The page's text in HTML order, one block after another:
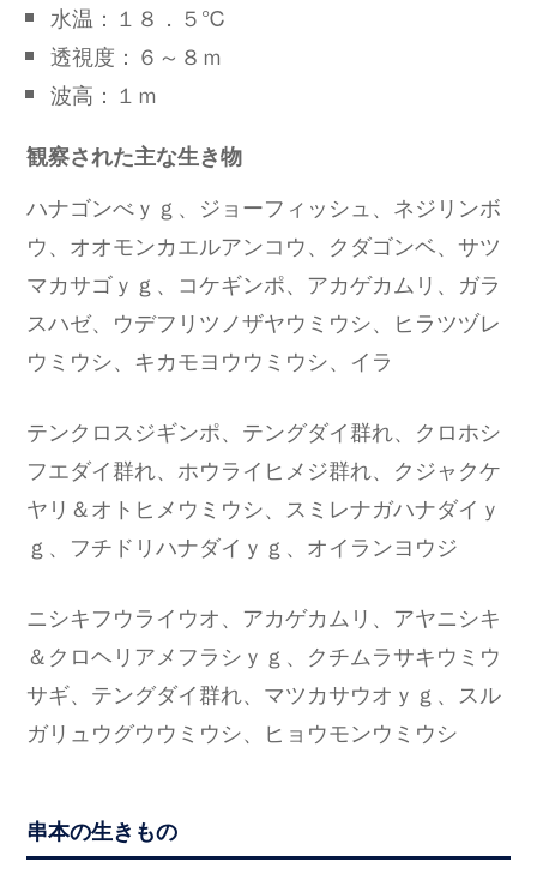
水温：１８．５℃
透視度：６～８ｍ
波高：１ｍ
観察された主な生き物
ハナゴンべｙｇ、ジョーフィッシュ、ネジリンボ
ウ、オオモンカエルアンコウ、クダゴンベ、サツ
マカサゴｙｇ、コケギンポ、アカゲカムリ、ガラ
スハゼ、ウデフリツノザヤウミウシ、ヒラツヅレ
ウミウシ、キカモヨウウミウシ、イラ
テンクロスジギンポ、テングダイ群れ、クロホシ
フエダイ群れ、ホウライヒメジ群れ、クジャクケ
ヤリ＆オトヒメウミウシ、スミレナガハナダイｙ
ｇ、フチドリハナダイｙｇ、オイランヨウジ
ニシキフウライウオ、アカゲカムリ、アヤニシキ
＆クロヘリアメフラシｙｇ、クチムラサキウミウ
サギ、テングダイ群れ、マツカサウオｙｇ、スル
ガリュウグウウミウシ、ヒョウモンウミウシ
串本の生きもの